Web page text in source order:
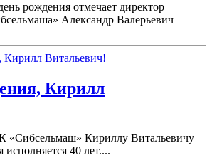
рождения отмечает директор
Александр Валерьевич
Кирилл
«Сибсельмаш» Кириллу Витальевичу
40 лет....